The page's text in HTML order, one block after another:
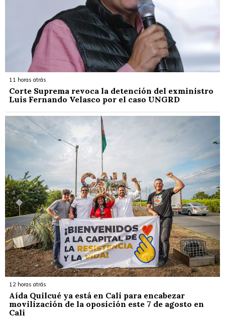
11 horas atrás
Corte Suprema revoca la detención del exministro
Luis Fernando Velasco por el caso UNGRD
12 horas atrás
Aída Quilcué ya está en Cali para encabezar
movilización de la oposición este 7 de agosto en
Cali